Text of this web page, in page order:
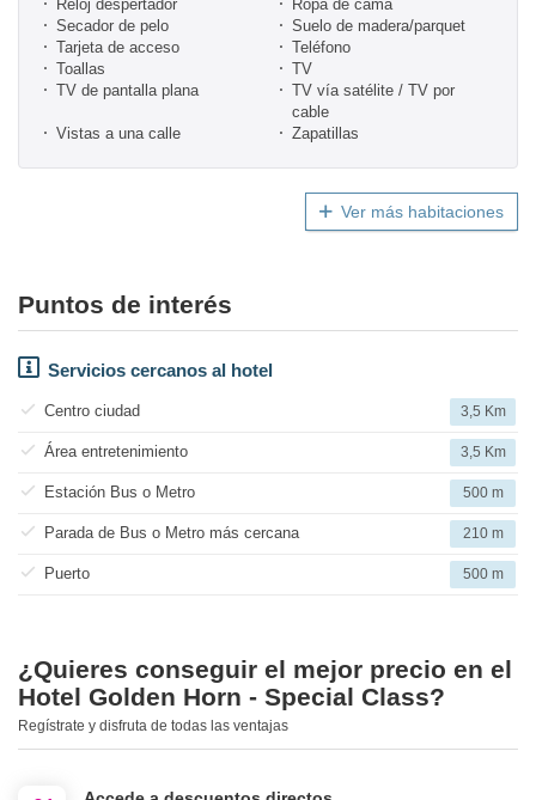
Reloj despertador
Ropa de cama
Secador de pelo
Suelo de madera/parquet
Tarjeta de acceso
Teléfono
Toallas
TV
TV de pantalla plana
TV vía satélite / TV por
cable
Vistas a una calle
Zapatillas
Ver más habitaciones
Puntos de interés
Servicios cercanos al hotel
Centro ciudad 3,5 Km
Área entretenimiento 3,5 Km
Estación Bus o Metro 500 m
Parada de Bus o Metro más cercana 210 m
Puerto 500 m
¿Quieres conseguir el mejor precio en el
Hotel Golden Horn - Special Class?
Regístrate y disfruta de todas las ventajas